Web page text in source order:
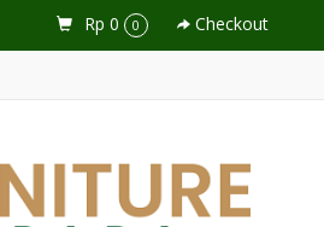
Rp 0 0 Checkout